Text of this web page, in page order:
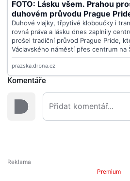
Komentáře
Premium